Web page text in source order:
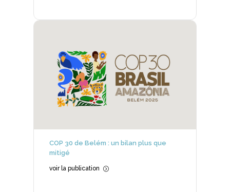
COP 30 de Belém : un bilan plus que
mitigé
voir la publication =